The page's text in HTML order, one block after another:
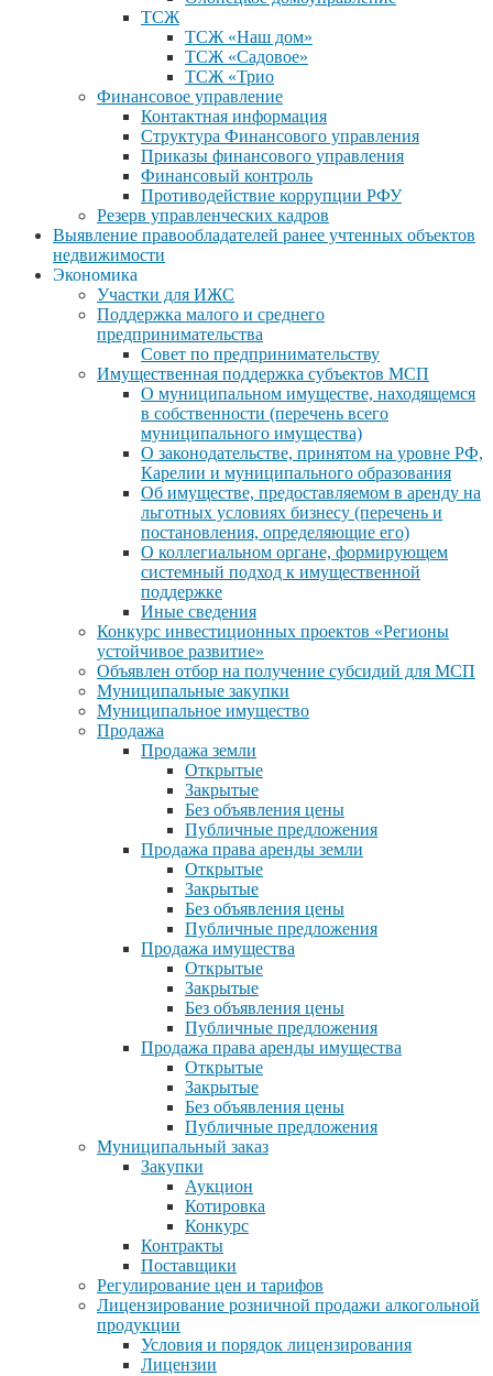
ТСЖ
ТСЖ «Наш дом»
ТСЖ «Садовое»
ТСЖ «Трио
Финансовое управление
Контактная информация
Структура Финансового управления
Приказы финансового управления
Финансовый контроль
Противодействие коррупции РФУ
Резерв управленческих кадров
Выявление правообладателей ранее учтенных объектов
недвижимости
Экономика
Участки для ИЖС
Поддержка малого и среднего
предпринимательства
Совет по предпринимательству
Имущественная поддержка субъектов МСП
О муниципальном имуществе, находящемся
в собственности (перечень всего
муниципального имущества)
О законодательстве, принятом на уровне РФ,
Карелии и муниципального образования
Об имуществе, предоставляемом в аренду на
льготных условиях бизнесу (перечень и
постановления, определяющие его)
О коллегиальном органе, формирующем
системный подход к имущественной
поддержке
Иные сведения
Конкурс инвестиционных проектов «Регионы
устойчивое развитие»
Объявлен отбор на получение субсидий для МСП
Муниципальные закупки
Муниципальное имущество
Продажа
Продажа земли
Открытые
Закрытые
Без объявления цены
Публичные предложения
Продажа права аренды земли
Открытые
Закрытые
Без объявления цены
Публичные предложения
Продажа имущества
Открытые
Закрытые
Без объявления цены
Публичные предложения
Продажа права аренды имущества
Открытые
Закрытые
Без объявления цены
Публичные предложения
Муниципальный заказ
Закупки
Аукцион
Котировка
Конкурс
Контракты
Поставщики
Регулирование цен и тарифов
Лицензирование розничной продажи алкогольной
продукции
Условия и порядок лицензирования
Лицензии